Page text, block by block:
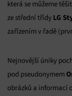
která se můžeme
ze střední třídy LG
zařízením v řadě
Nejnovější úniky
pod pseudonymem
obrázků a informací